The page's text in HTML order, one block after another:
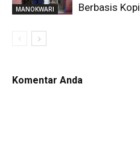
MANOKWARI
Berbasis Kopi
Komentar Anda